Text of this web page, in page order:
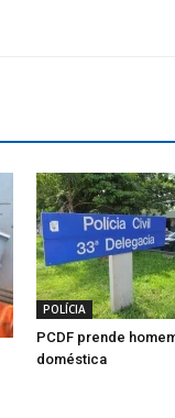
POLÍCIA
PCDF prende
doméstica